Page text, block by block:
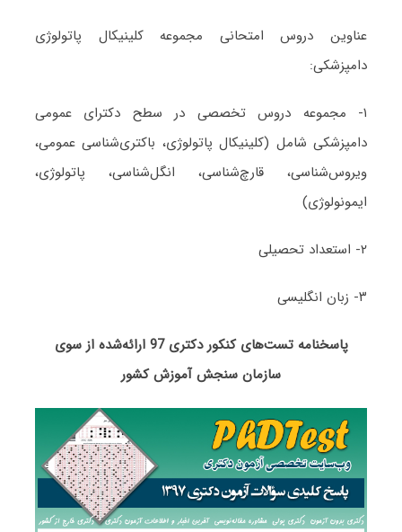
عناوین دروس امتحانی مجموعه کلینیکال پاتولوژی
دامپزشکی:
۱- مجموعه دروس تخصصی در سطح دکترای عمومی
دامپزشکی شامل (کلینیکال پاتولوژی، باکتری‌شناسی عمومی،
ویروس‌شناسی، قارچ‌شناسی، انگل‌شناسی، پاتولوژی،
ایمونولوژی)
۲- استعداد تحصیلی
۳- زبان انگلیسی
پاسخنامه تست‌های کنکور دکتری 97 ارائه‌شده از سوی
سازمان سنجش آموزش کشور